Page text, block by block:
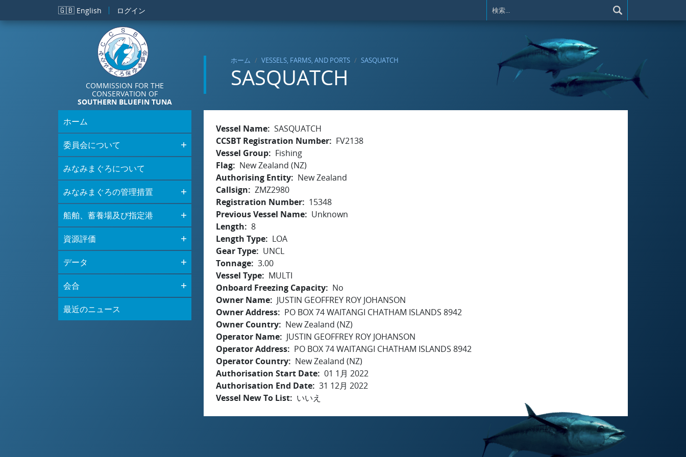
メインコンテンツに移動
🇬🇧 English ログイン
COMMISSION FOR THE
CONSERVATION OF
SOUTHERN BLUEFIN TUNA
ホーム VESSELS, FARMS, AND PORTS SASQUATCH
SASQUATCH
ホーム
委員会について
みなみまぐろについて
みなみまぐろの管理措置
船舶、蓄養場及び指定港
資源評価
データ
会合
最近のニュース
Vessel Name SASQUATCH
CCSBT Registration Number
FV2138
Vessel Group
Fishing
Flag
New Zealand (NZ)
Authorising Entity
New Zealand
Callsign
ZMZ2980
Registration Number
15348
Previous Vessel Name
Unknown
Length
8
Length Type
LOA
Gear Type
UNCL
Tonnage 3.00
Vessel Type
MULTI
Onboard Freezing Capacity
No
Owner Name
JUSTIN GEOFFREY ROY JOHANSON
Owner Address
PO BOX 74 WAITANGI CHATHAM ISLANDS 8942
Owner Country
New Zealand (NZ)
Operator Name
JUSTIN GEOFFREY ROY JOHANSON
Operator Address
PO BOX 74 WAITANGI CHATHAM ISLANDS 8942
Operator Country
New Zealand (NZ)
Authorisation Start Date 01 1月 2022
Authorisation End Date 31 12月 2022
Vessel New To List
いいえ